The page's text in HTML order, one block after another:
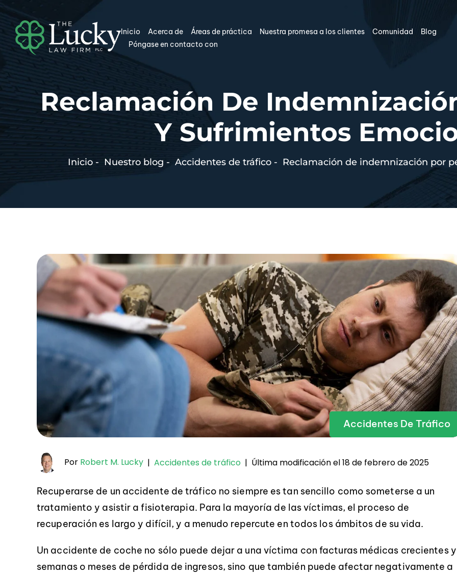
Inicio Acerca de Áreas de práctica Nuestra promesa a los clientes Comunidad
Blog
Póngase en contacto con
Reclamación De
Y Sufrimientos
Inicio - Nuestro blog - Accidentes de tráfico - Reclamación de indemnización por
Accidentes De Tráfico
Por Robert M. Lucky | Accidentes de tráfico | Última modificación el 18 de febrero de 2025
Recuperarse de un accidente de tráfico no siempre es tan sencillo como someterse a un
tratamiento y asistir a fisioterapia. Para la mayoría de las víctimas, el proceso de
recuperación es largo y difícil, y a menudo repercute en todos los ámbitos de su vida.
Un accidente de coche no sólo puede dejar a una víctima con facturas médicas crecientes y
semanas o meses de pérdida de ingresos, sino que también puede afectar negativamente a